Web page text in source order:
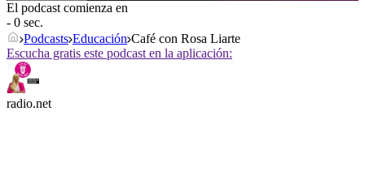
El podcast comienza en
- 0 sec.
Podcasts Educación Café con Rosa Liarte
Escucha gratis este podcast en la aplicación:
radio.net